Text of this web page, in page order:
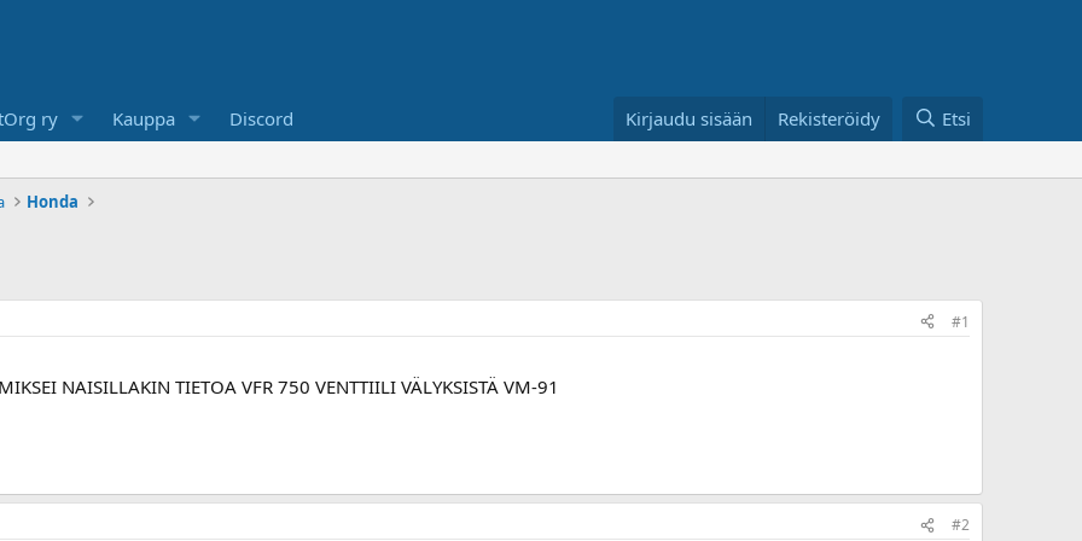
ry Kauppa Discord Kirjaudu sisään Rekisteröidy Etsi
Honda
#1
NAISILLAKIN TIETOA VFR 750 VENTTIILI VÄLYKSISTÄ VM-91
#2